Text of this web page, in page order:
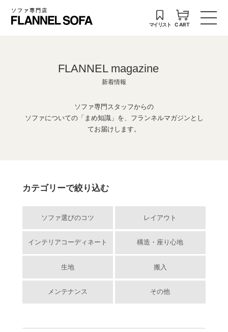
ソファ専門店
マイリスト CART
FLANNEL magazine
新着情報
ソファ専門スタッフからの
ソファについての「まめ知識」を、フランネルマガジンとし
てお届けします。
カテゴリーで絞り込む
ソファ選びのコツ レイアウト
インテリアコーディネート 構造・座り心地
生地 搬入
メンテナンス その他